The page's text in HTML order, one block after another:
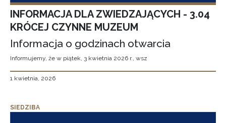
INFORMACJA DLA ZWIEDZAJĄCYCH - 3.04
KRÓCEJ CZYNNE MUZEUM
Informacja o godzinach otwarcia
Informujemy, że w piątek, 3 kwietnia 2026 r., wsz
1 kwietnia, 2026
SIEDZIBA